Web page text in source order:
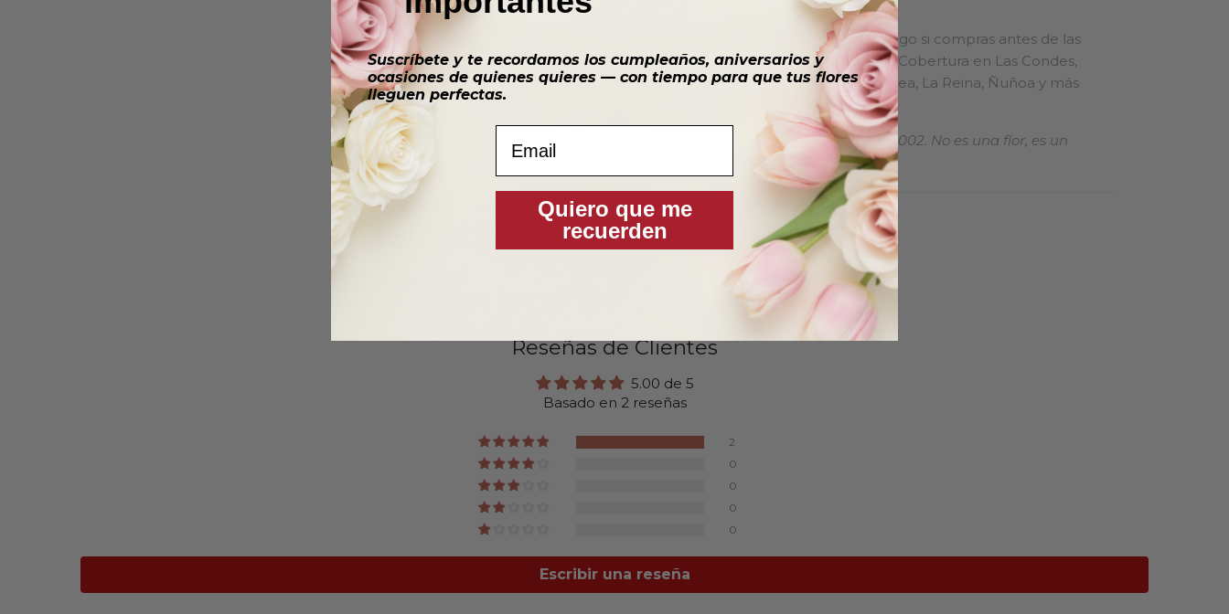
Despacho y comunas
Despacho el mismo día en Santiago si compras antes de las
15:30, o en la fecha que agendes. Cobertura en Las Condes,
Providencia, Vitacura, Lo Barnechea, La Reina, Ñuñoa y más
Rosatel, florería premium desde 2002. No es una flor, es un
Reseñas de Clientes
5.00 de 5
Basado en 2 reseñas
2
0
0
0
0
Escribir una reseña
Suscríbete y te recordamos los cumpleaños, aniversarios y
ocasiones de quienes quieres — con tiempo para que tus flores
lleguen perfectas.
Quiero que me
recuerden